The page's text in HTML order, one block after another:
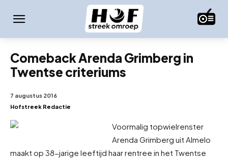
Comeback Arenda Grimberg in
Twentse criteriums
7 augustus 2016
Hofstreek Redactie
Voormalig topwielrenster
Arenda Grimberg uit Almelo
maakt op 38-jarige leeftijd haar rentree in het Twentse